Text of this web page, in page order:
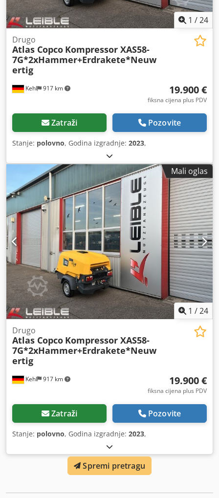
1 /24
Kehl 917 km
Drugo
Atlas Copco Kompressor XAS58-
7G*2xHammer+Erdrakete*Neuw
ertig
19.900 €
fiksna cijena plus PDV
Zatraži Pozovite
Stanje: polovno, Godina izgradnje: 2023,
Mali oglas
1 /24
Kehl 917 km
Drugo
Atlas Copco Kompressor XAS58-
7G*2xHammer+Erdrakete*Neuw
ertig
19.900 €
fiksna cijena plus PDV
Zatraži Pozovite
Stanje: polovno, Godina izgradnje: 2023,
Spremi pretragu